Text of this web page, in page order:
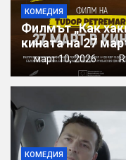
КОМЕДИЯ
Филмът „Как
кината на 27
март 10, 2026
КОМЕДИЯ